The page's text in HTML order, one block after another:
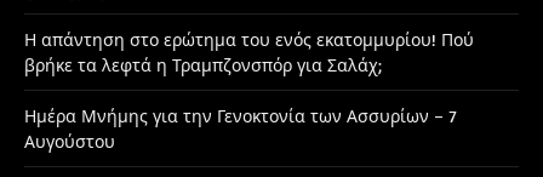
Η απάντηση στο ερώτημα του ενός εκατομμυρίου! Πού
βρήκε τα λεφτά η Τραμπζονσπόρ για Σαλάχ;
Ημέρα Μνήμης για την Γενοκτονία των Ασσυρίων – 7
Αυγούστου